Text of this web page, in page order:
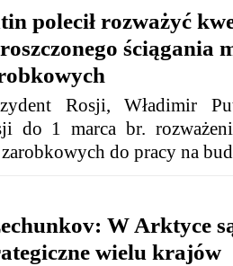
polecił rozważyć
ściągania
Rosji, Władimir
do 1 marca br.
do pracy na
W Arktyce
wielu krajów